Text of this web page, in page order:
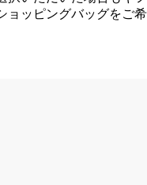
ョッピングバッグをご希